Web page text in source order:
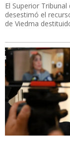
El Superior
desestimó el
de Viedma